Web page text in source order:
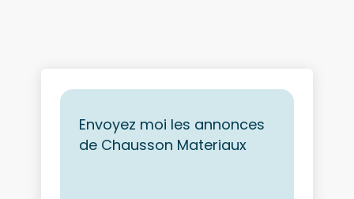
Envoyez moi les annonces
de Chausson Materiaux